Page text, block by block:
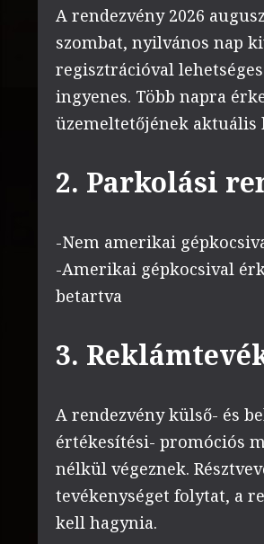
A rendezvény 2026
szombat, nyilvános nap
regisztrációval
ingyenes. Több napra
üzemeltetőjének
2. Parkolási
-Nem amerikai
-Amerikai gépkocsival
betartva
3.
A rendezvény külső- és
értékesítési- promóciós
nélkül végeznek.
tevékenységet folytat, a
kell hagynia.